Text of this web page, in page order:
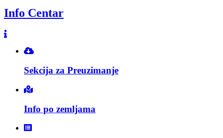
Info Centar
Sekcija za Preuzimanje
Info po zemljama